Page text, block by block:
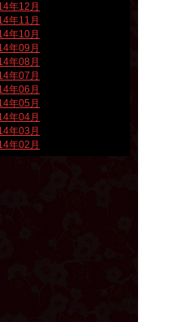
年12月
年11月
年10月
年09月
年08月
年07月
年06月
年05月
年04月
年03月
年02月